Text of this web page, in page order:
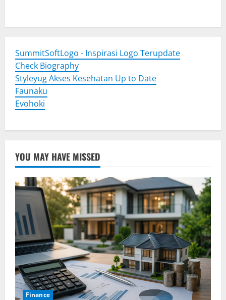
SummitSoftLogo - Inspirasi Logo Terupdate
Check Biography
Styleyug Akses Kesehatan Up to Date
Faunaku
Evohoki
YOU MAY HAVE MISSED
Finance